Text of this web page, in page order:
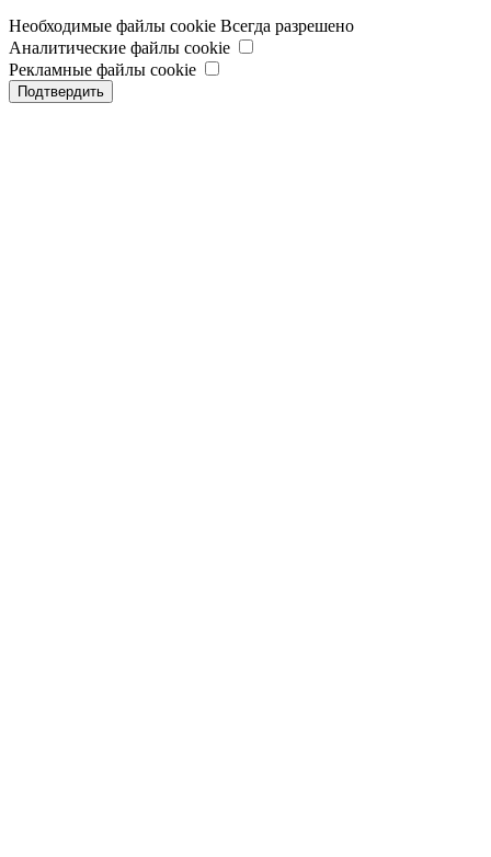
Необходимые файлы cookie Всегда разрешено
Аналитические файлы cookie
Рекламные файлы cookie
Подтвердить